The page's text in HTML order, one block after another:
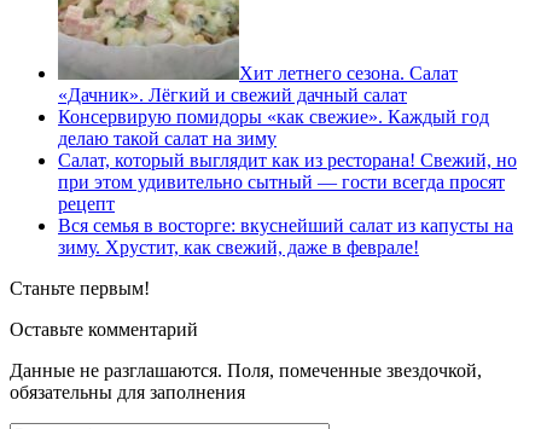
Хит летнего сезона. Салат
«Дачник». Лёгкий и свежий дачный салат
Консервирую помидоры «как свежие». Каждый год
делаю такой салат на зиму
Салат, который выглядит как из ресторана! Свежий, но
при этом удивительно сытный — гости всегда просят
рецепт
Вся семья в восторге: вкуснейший салат из капусты на
зиму. Хрустит, как свежий, даже в феврале!
Станьте первым!
Оставьте комментарий
Данные не разглашаются. Поля, помеченные звездочкой,
обязательны для заполнения